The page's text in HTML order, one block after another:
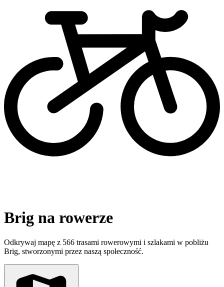
Brig na rowerze
Odkrywaj mapę z 566 trasami rowerowymi i szlakami w pobliżu
Brig, stworzonymi przez naszą społeczność.